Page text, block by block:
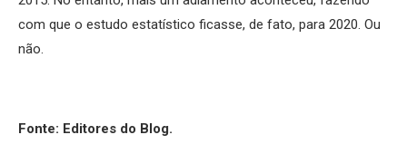
com que o estudo estatístico ficasse, de fato, para 2020. Ou
não.
Fonte: Editores do Blog.